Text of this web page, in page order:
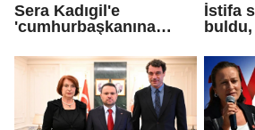
Sera Kadıgil'e
'cumhurbaşkanına
soruşturması
İstifa